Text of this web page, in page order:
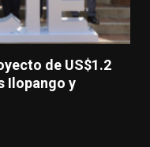
de US$1.2
Ilopango y